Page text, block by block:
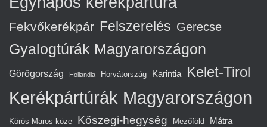
Fekvőkerékpár Felszerelés Gerecse
Gyalogtúrák Magyarországon
Görögország Hollandia Horvátország Karintia Kelet-Tirol
Kerékpártúrák Magyarországon
Körös-Maros-köze Kőszegi-hegység Mezőföld Mátra